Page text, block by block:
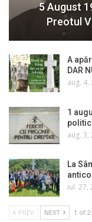
5 August
Preotul
A
DAR
aug. 4,
1
aug. 3,
La
iul. 27,
PREV NEXT 1 of